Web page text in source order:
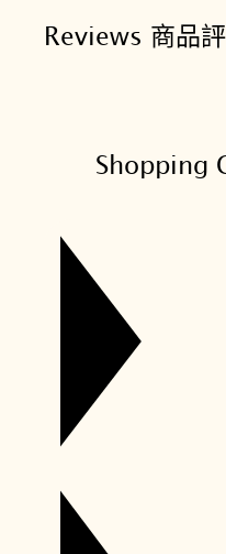
Reviews 商品
Shopping